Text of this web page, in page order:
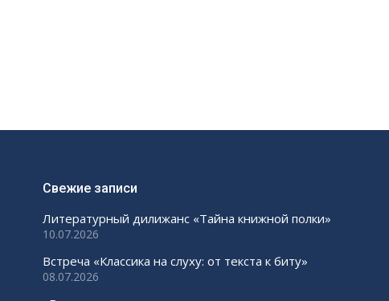
Свежие записи
Литературный дилижанс «Тайна книжной полки»
10.07.2026
Встреча «Классика на слуху: от текста к биту»
08.07.2026